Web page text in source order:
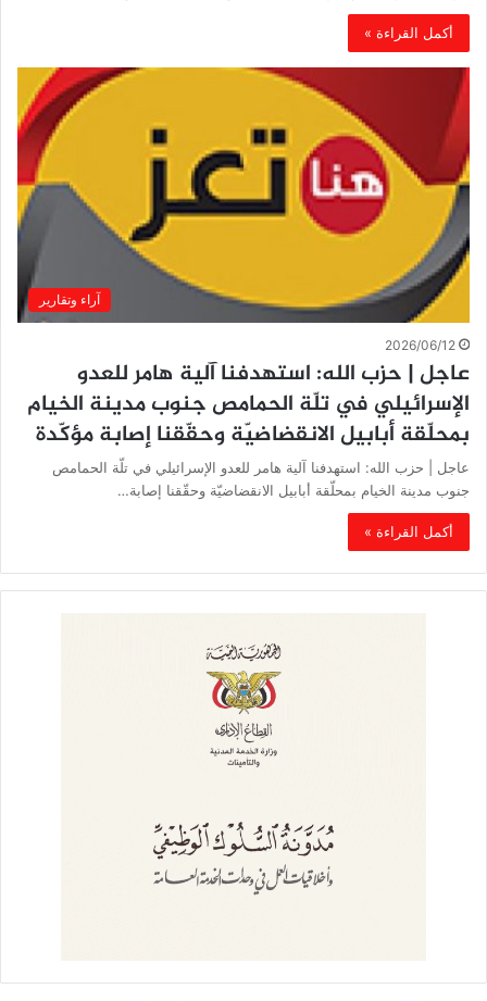
أكمل القراءة »
آراء وتقارير
2026/06/12
عاجل | حزب الله: استهدفنا آلية هامر للعدو
الإسرائيلي في تلّة الحمامص جنوب مدينة الخيام
بمحلّقة أبابيل الانقضاضيّة وحقّقنا إصابة مؤكّدة
عاجل | حزب الله: استهدفنا آلية هامر للعدو الإسرائيلي في تلّة الحمامص
جنوب مدينة الخيام بمحلّقة أبابيل الانقضاضيّة وحقّقنا إصابة…
أكمل القراءة »